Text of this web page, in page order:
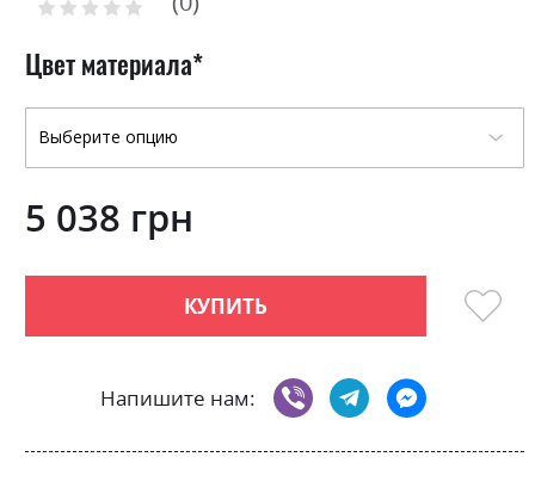
of
the
images
gallery
Рейтинг:
Цвет материала
5 038 грн
КУПИТЬ
Напишите нам: